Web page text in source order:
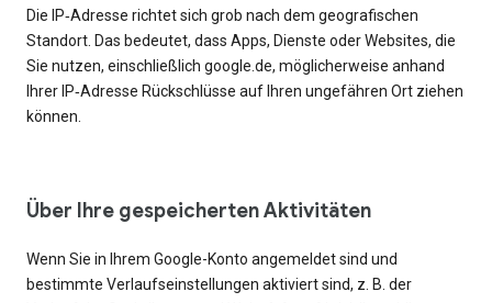
Die IP‑Adresse richtet sich grob nach dem geografischen
Standort. Das bedeutet, dass Apps, Dienste oder Websites, die
Sie nutzen, einschließlich google.de, möglicherweise anhand
Ihrer IP‑Adresse Rückschlüsse auf Ihren ungefähren Ort ziehen
können.
Über Ihre gespeicherten Aktivitäten
Wenn Sie in Ihrem Google-Konto angemeldet sind und
bestimmte Verlaufseinstellungen aktiviert sind, z. B. der